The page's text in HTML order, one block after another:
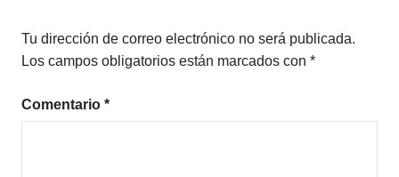
Tu dirección de correo electrónico no será publicada.
Los campos obligatorios están marcados con *
Comentario *